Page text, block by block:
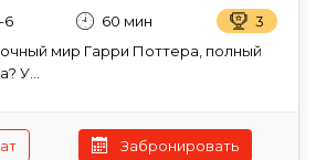
6 60 мин
3
мир Гарри Поттера, полный
У...
Забронировать